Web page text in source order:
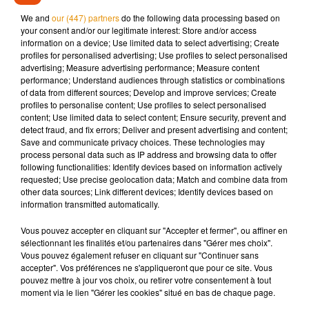
Aux commandes, la chaîne a fait appel à des valeurs sûres,
le showrunner de l’original TWD Scott M. Gimple et le
scénariste et producteur Matt Negrete.
Musique
5 août 2026
Après le film, bientôt une docu-série sur
le père de Michael Jackson
4 août 2026
Tiny Desk invite Charlie Puth pour une
live session solaire
We and our (447) partnersdo the following data processing based on
your consent and/or our legitimate interest: Store and/or access
information on a device; Use limited data to select advertising; Create
profiles for personalised advertising; Use profiles to select personalised
advertising; Measure advertising performance; Measure content
performance; Understand audiences through statistics or combinations
of data from different sources; Develop and improve services; Create
profiles to personalise content; Use profiles to select personalised
content; Use limited data to select content; Ensure security, prevent and
detect fraud, and fix errors; Deliver and present advertising and content;
Save and communicate privacy choices. These technologies may
process personal data such as IP address and browsing data to offer
following functionalities: Identify devices based on information actively
requested; Use precise geolocation data; Match and combine data from
other data sources; Link different devices; Identify devices based on
information transmitted automatically.
Vous pouvez accepter en cliquant sur "Accepter et fermer", ou affiner en
sélectionnant les finalités et/ou partenaires dans "Gérer mes choix".
Vous pouvez également refuser en cliquant sur "Continuer sans
accepter". Vos préférences ne s'appliqueront que pour ce site. Vous
pouvez mettre à jour vos choix, ou retirer votre consentement à tout
moment via le lien "Gérer les cookies" situé en bas de chaque page.